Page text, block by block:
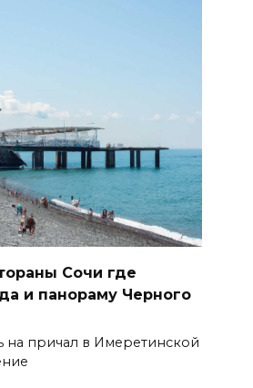
Сочи где
и панораму Черного
на причал в Имеретинской